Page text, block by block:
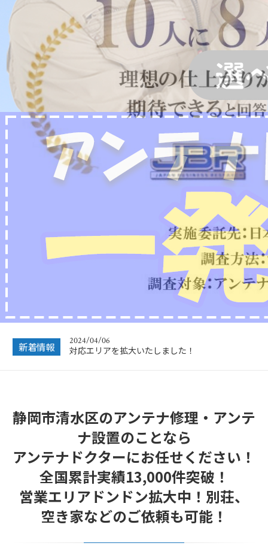
新着情報
フリーボイス（0120番号）への発信につきまし
年末年始休業のお知らせ
2024/04/06
対応エリアを拡大いたしました！
2022/12/26
年末年始休暇につきまして
2022/07/04
フリーボイス（0120番号）への発信につきまし
て
2024/12/28
年末年始休業のお知らせ
静岡市清水区のアンテナ修理・アンテ
ナ設置のことなら
アンテナドクターにお任せください！
全国累計実績13,000件突破！
営業エリアドンドン拡大中！別荘、
空き家などのご依頼も可能！